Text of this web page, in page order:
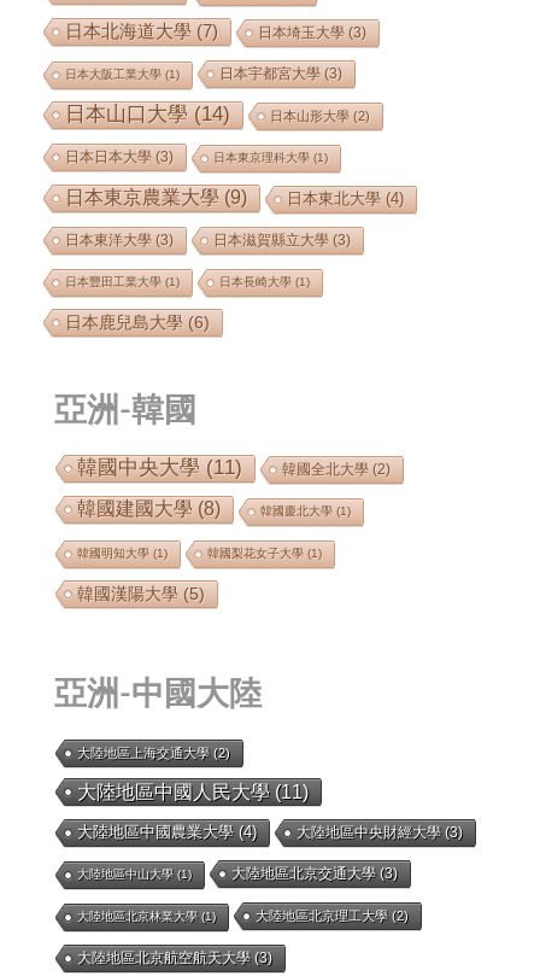
日本北海道大學 (7) 日本埼玉大學 (3)
日本大阪工業大學 (1) 日本宇都宮大學 (3)
日本山口大學(14) 日本山形大學 (2)
日本日本大學 (3) 日本東京理科大學 (1)
日本東京農業大學 (9) 日本東北大學 (4)
日本東洋大學 (3) 日本滋賀縣立大學 (3)
日本豐田工業大學 (1) 日本長崎大學 (1)
日本鹿兒島大學 (6)
亞洲-韓國
韓國中央大學(11) 韓國全北大學 (2)
韓國建國大學 (8) 韓國慶北大學 (1)
韓國明知大學 (1) 韓國梨花女子大學 (1)
韓國漢陽大學 (5)
亞洲-中國大陸
大陸地區上海交通大學(2)
大陸地區中國人民大學(11)
大陸地區中國農業大學(4) 大陸地區中央財經大學(3)
大陸地區中山大學(1) 大陸地區北京交通大學(3)
大陸地區北京林業大學(1) 大陸地區北京理工大學(2)
大陸地區北京航空航天大學(3)